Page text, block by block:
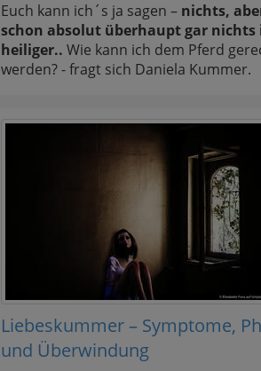
Euch kann ich´s ja sagen – nichts,
schon absolut überhaupt gar
heiliger.. Wie kann ich dem Pferd
werden? - fragt sich Daniela Kummer.
Liebeskummer – Symptome,
und Überwindung